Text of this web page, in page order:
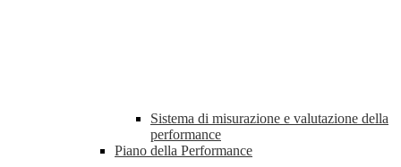
Sistema di misurazione e valutazione della
performance
Piano della Performance